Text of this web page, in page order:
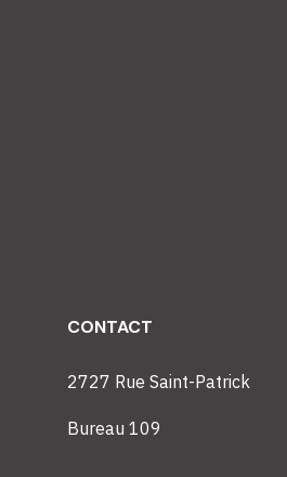
CONTACT
2727 Rue Saint-Patrick
Bureau 109